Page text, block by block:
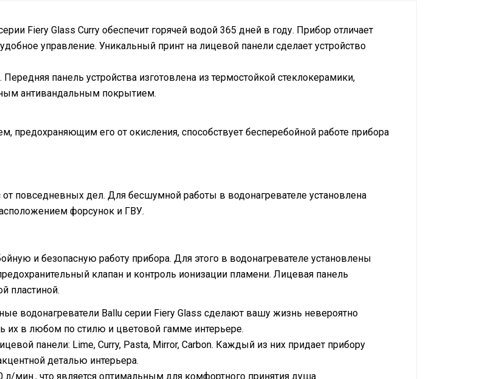
Fiery Glass Curry обеспечит горячей водой 365 дней в году. Прибор отличает
управление. Уникальный принт на лицевой панели сделает устройство
панель устройства изготовлена из термостойкой стеклокерамики,
антивандальным покрытием.
его от окисления, способствует бесперебойной работе прибора
от повседневных дел. Для бесшумной работы в водонагревателе установлена
форсунок и ГВУ.
и безопасную работу прибора. Для этого в водонагревателе установлены
клапан и контроль ионизации пламени. Лицевая панель
пластиной.
водонагреватели Ballu серии Fiery Glass сделают вашу жизнь невероятно
их в любом по стилю и цветовой гамме интерьере.
панели: Lime, Curry, Pasta, Mirror, Carbon. Каждый из них придает прибору
деталью интерьера.
л/мин., что является оптимальным для комфортного принятия душа.